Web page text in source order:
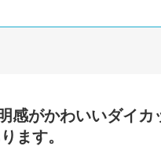
感がかわいいダイカ
ます。